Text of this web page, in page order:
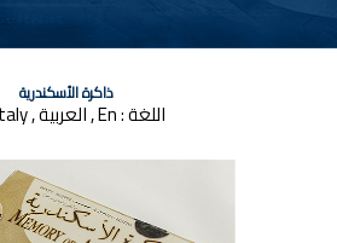
ذاكرة الأسكندرية
اللغة :En , العربية , Fr , Italy